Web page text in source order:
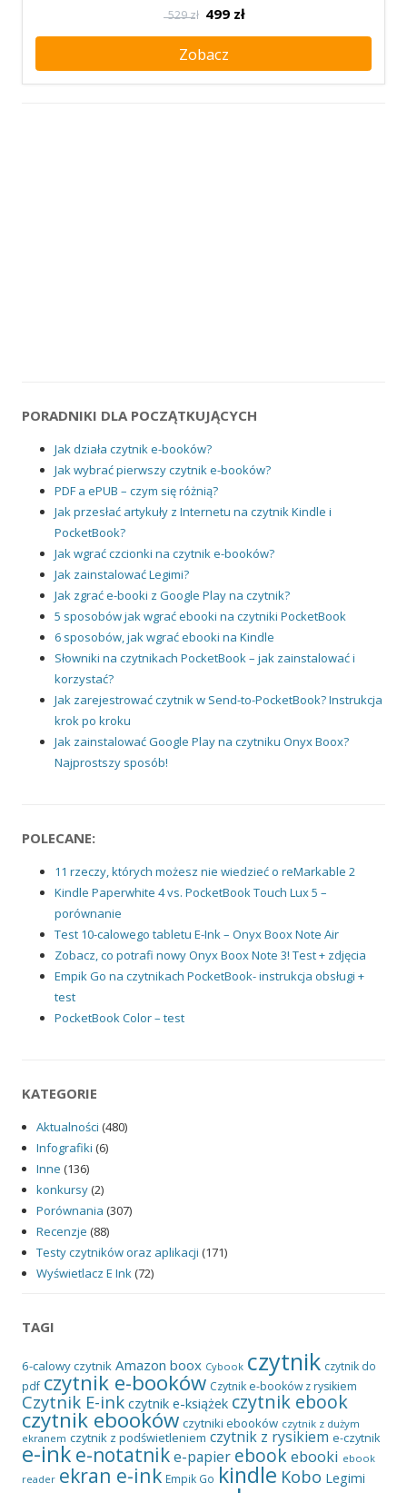
529 zł 499 zł
Zobacz
PORADNIKI DLA POCZĄTKUJĄCYCH
Jak działa czytnik e-booków?
Jak wybrać pierwszy czytnik e-booków?
PDF a ePUB – czym się różnią?
Jak przesłać artykuły z Internetu na czytnik Kindle i
PocketBook?
Jak wgrać czcionki na czytnik e-booków?
Jak zainstalować Legimi?
Jak zgrać e-booki z Google Play na czytnik?
5 sposobów jak wgrać ebooki na czytniki PocketBook
6 sposobów, jak wgrać ebooki na Kindle
Słowniki na czytnikach PocketBook – jak zainstalować i
korzystać?
Jak zarejestrować czytnik w Send-to-PocketBook? Instrukcja
krok po kroku
Jak zainstalować Google Play na czytniku Onyx Boox?
Najprostszy sposób!
POLECANE:
11 rzeczy, których możesz nie wiedzieć o reMarkable 2
Kindle Paperwhite 4 vs. PocketBook Touch Lux 5 –
porównanie
Test 10-calowego tabletu E-Ink – Onyx Boox Note Air
Zobacz, co potrafi nowy Onyx Boox Note 3! Test + zdjęcia
Empik Go na czytnikach PocketBook- instrukcja obsługi +
test
PocketBook Color – test
KATEGORIE
Aktualności (480)
Infografiki (6)
Inne (136)
konkursy(2)
Porównania (307)
Recenzje (88)
Testy czytników oraz aplikacji (171)
Wyświetlacz E Ink(72)
TAGI
6-calowy czytnik Amazon boox Cybook czytnik czytnik do
pdf czytnik e-booków Czytnik e-booków z rysikiem
Czytnik E-ink czytnik e-książek czytnik ebook
czytnik ebooków czytniki ebooków czytnik z dużym
ekranem czytnik z podświetleniem czytnik z rysikiem e-czytnik
e-ink e-notatnike-papier ebookebooki ebook
reader ekran e-ink Empik Go kindle Kobo Legimi